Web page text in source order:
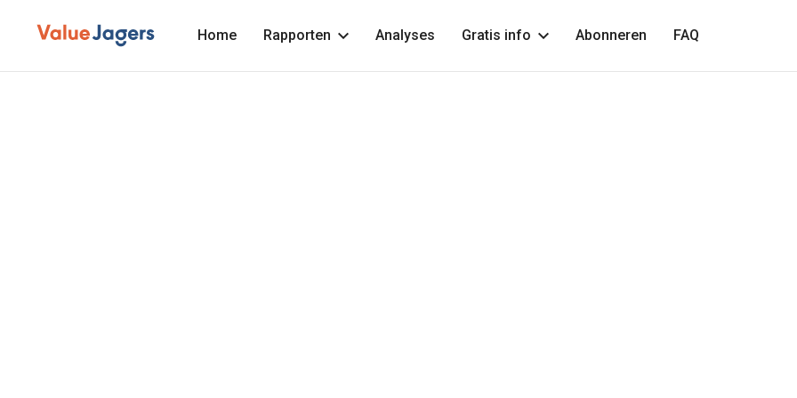
Home Rapporten Analyses Gratis info Abonneren FAQ